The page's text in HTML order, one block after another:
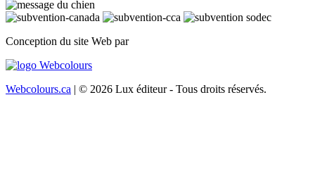
Conception du site Web par
Webcolours.ca | © 2026 Lux éditeur - Tous droits réservés.